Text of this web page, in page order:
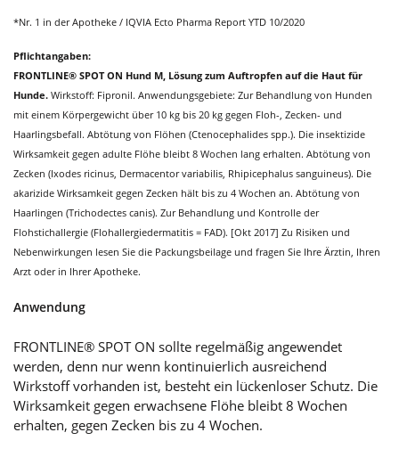
*Nr. 1 in der Apotheke / IQVIA Ecto Pharma Report YTD 10/2020
Pflichtangaben:
FRONTLINE® SPOT ON Hund M, Lösung zum Auftropfen auf die Haut für
Hunde. Wirkstoff: Fipronil. Anwendungsgebiete: Zur Behandlung von Hunden
mit einem Körpergewicht über 10 kg bis 20 kg gegen Floh-, Zecken- und
Haarlingsbefall. Abtötung von Flöhen (Ctenocephalides spp.). Die insektizide
Wirksamkeit gegen adulte Flöhe bleibt 8 Wochen lang erhalten. Abtötung von
Zecken (Ixodes ricinus, Dermacentor variabilis, Rhipicephalus sanguineus). Die
akarizide Wirksamkeit gegen Zecken hält bis zu 4 Wochen an. Abtötung von
Haarlingen (Trichodectes canis). Zur Behandlung und Kontrolle der
Flohstichallergie (Flohallergiedermatitis = FAD). [Okt 2017] Zu Risiken und
Nebenwirkungen lesen Sie die Packungsbeilage und fragen Sie Ihre Ärztin, Ihren
Arzt oder in Ihrer Apotheke.
Anwendung
FRONTLINE® SPOT ON sollte regelmäßig angewendet
werden, denn nur wenn kontinuierlich ausreichend
Wirkstoff vorhanden ist, besteht ein lückenloser Schutz. Die
Wirksamkeit gegen erwachsene Flöhe bleibt 8 Wochen
erhalten, gegen Zecken bis zu 4 Wochen.